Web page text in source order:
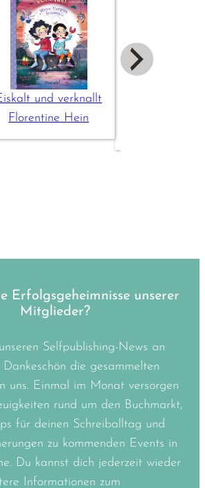
und verknallt
Florentine Hein
Erfolgsgeheimnisse unserer
Mitglieder?
Selfpublishing-News an
die gesammelten
uns. Einmal im Monat versorgen
rund um den Buchmarkt,
für deinen Schreiballtag und
zu kommenden Events in
Du kannst dich jederzeit wieder
Informationen zum